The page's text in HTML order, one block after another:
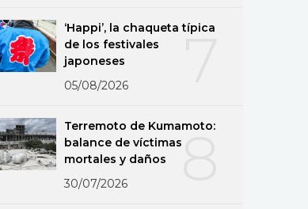
7
‘Happi’, la chaqueta típica
de los festivales
japoneses
05/08/2026
8
Terremoto de Kumamoto:
balance de víctimas
mortales y daños
30/07/2026